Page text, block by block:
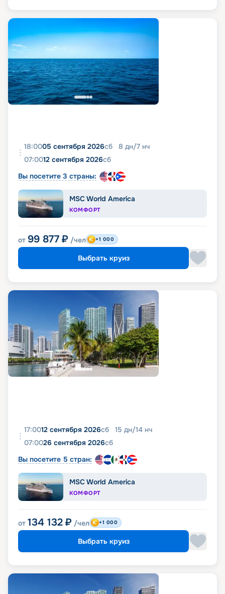
18:0005 сентября 2026сб 8 дн/7 нч
07:0012 сентября 2026сб
Вы посетите 3 страны:
MSC World America
КОМФОРТ
от 99 877 ₽ /чел +1 000
Выбрать круиз
17:0012 сентября 2026сб 15 дн/14 нч
07:0026 сентября 2026сб
Вы посетите 5 стран:
MSC World America
КОМФОРТ
от 134 132 ₽ /чел +1 000
Выбрать круиз